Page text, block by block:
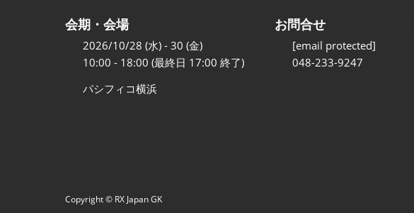
会期・会場
2026/10/28 (水) - 30 (金)
10:00 - 18:00 (最終日 17:00 終了)
パシフィコ横浜
お問合せ
[email protected]
048-233-9247
Copyright © RX Japan GK